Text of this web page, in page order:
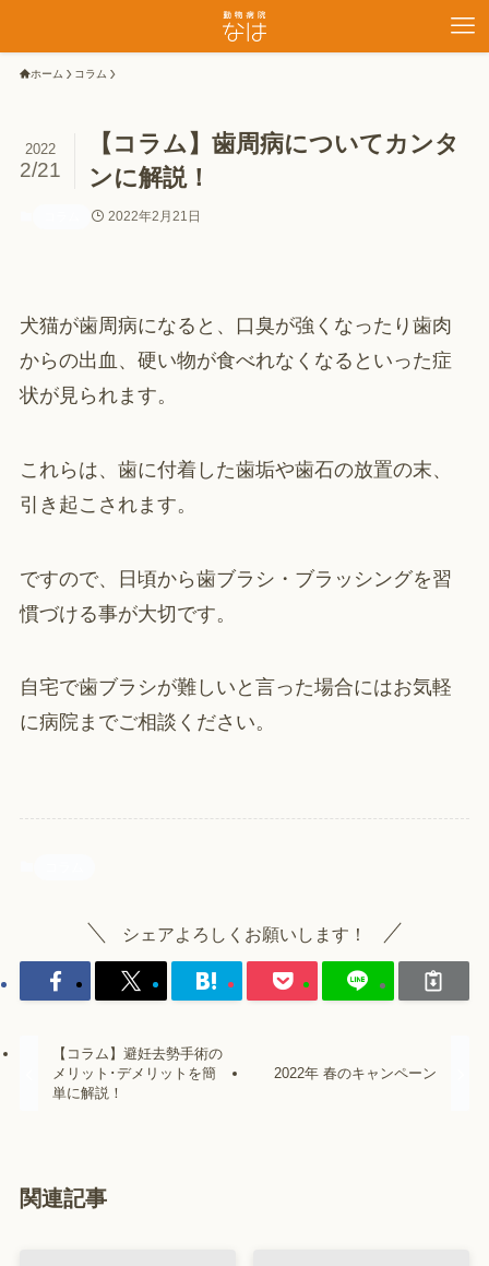
ホーム コラム
【コラム】歯周病についてカンタ
ンに解説！
2022
2/21
2022年2月21日
犬猫が歯周病になると、口臭が強くなったり歯肉
からの出血、硬い物が食べれなくなるといった症
状が見られます。
これらは、歯に付着した歯垢や歯石の放置の末、
引き起こされます。
ですので、日頃から歯ブラシ・ブラッシングを習
慣づける事が大切です。
自宅で歯ブラシが難しいと言った場合にはお気軽
に病院までご相談ください。
シェアよろしくお願いします！
【コラム】避妊去勢手術の
メリット･デメリットを簡
単に解説！
2022年 春のキャンペーン
関連記事